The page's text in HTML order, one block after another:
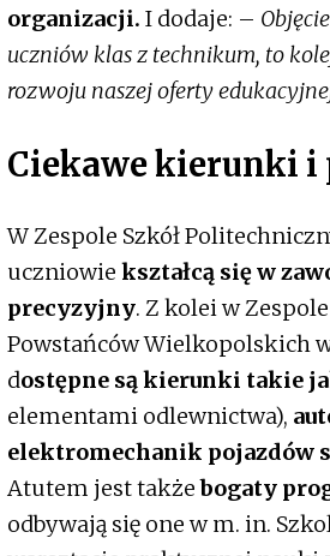
organizacji. I dodaje: –
uczniów klas z technikum, to
rozwoju naszej oferty
Ciekawe kierunki
W Zespole Szkół
uczniowie kształcą się w
precyzyjny. Z kolei w
Powstańców Wielkopolskich
dostępne są kierunki takie
elementami odlewnictwa),
elektromechanik pojazdów
Atutem jest takżebogaty
odbywają się one w m. in.